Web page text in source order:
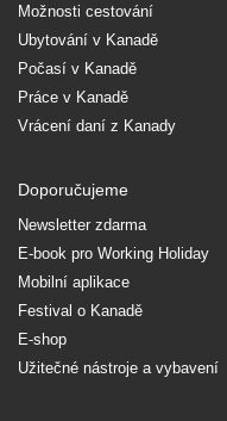
Možnosti cestování
Ubytování v Kanadě
Počasí v Kanadě
Práce v Kanadě
Vrácení daní z Kanady
Doporučujeme
Newsletter zdarma
E-book pro Working Holiday
Mobilní aplikace
Festival o Kanadě
E-shop
Užitečné nástroje a vybavení